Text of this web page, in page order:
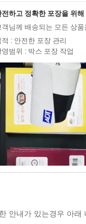
전하고 정확한 포장을 위
객님께 배송되는 모든 상
적 : 안전한 포장 관리
영범위 : 박스 포장 작업
안내가 있는경우 아